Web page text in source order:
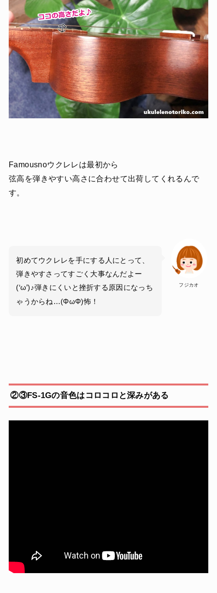
Famousnoウクレレは最初から
弦高を弾きやすい高さに合わせて出荷してくれるんで
す。
フジカオ
初めてウクレレを手にする人にとって、
弾きやすさってすごく大事なんだよー
(‘ω’)♪弾きにくいと挫折する原因になっち
ゃうからね…(ΦωΦ)怖！
②③FS-1Gの音色はコロコロと深みがある